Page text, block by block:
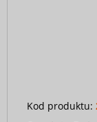
Kod produktu: